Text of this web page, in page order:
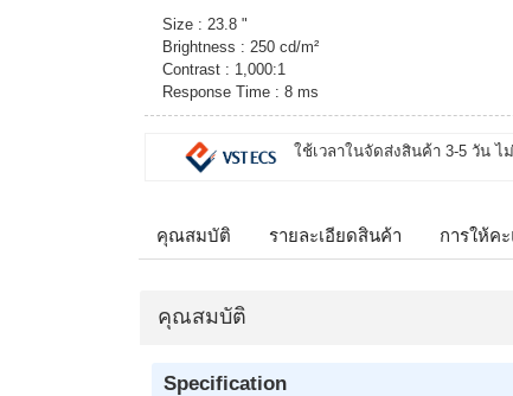
Size : 23.8 "
Brightness : 250 cd/m²
Contrast : 1,000:1
Response Time : 8 ms
ใช้เวลาในจัดส่งสินค้า 3-5 วัน ไ
คุณสมบัติ รายละเอียดสินค้า การให้ค
คุณสมบัติ
Specification